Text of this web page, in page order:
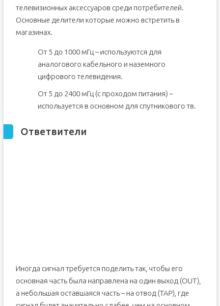
телевизионных аксессуаров среди потребителей.
Основные делители которые можно встретить в
магазинах.
От 5 до 1000 мГц – используются для
аналогового кабельного и наземного
цифрового телевидения.
От 5 до 2400 мГц (с проходом питания) –
используется в основном для спутникового тв.
Ответвители
Иногда сигнал требуется поделить так, чтобы его
основная часть была направлена на один выход (OUT),
а небольшая оставшаяся часть – на отвод (TAP), где